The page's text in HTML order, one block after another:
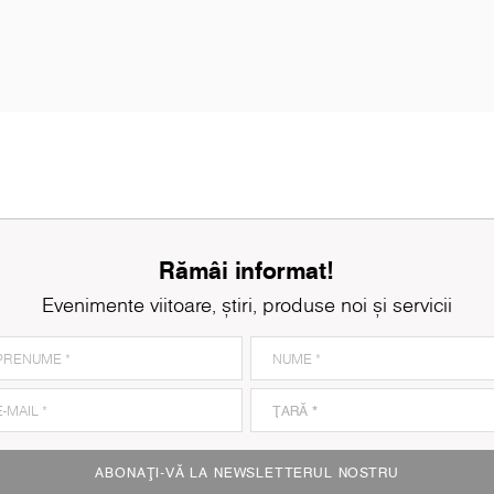
K079Grey Clubhouse Oak
Rămâi informat!
Evenimente viitoare, știri, produse noi și servicii
ABONAȚI-VĂ LA NEWSLETTERUL NOSTRU